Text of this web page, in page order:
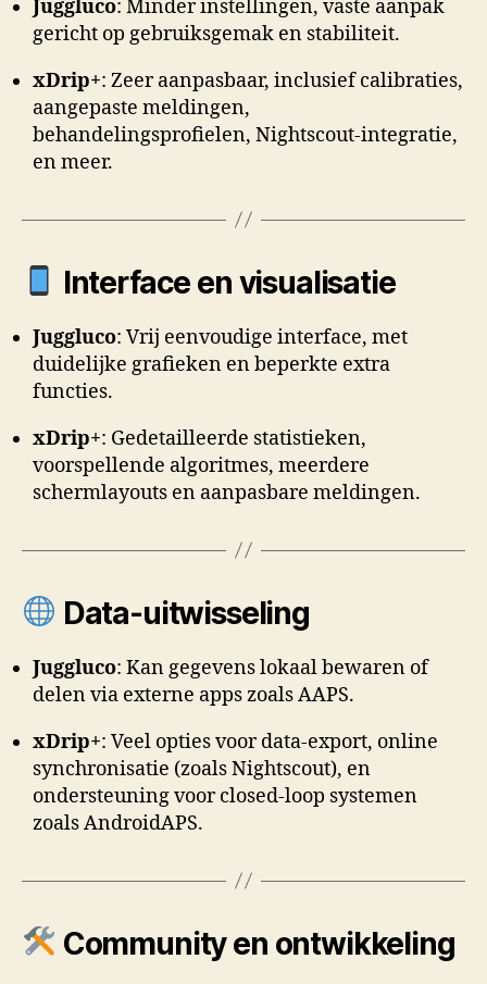
Juggluco: Minder instellingen, vaste aanpak
gericht op gebruiksgemak en stabiliteit.
xDrip+: Zeer aanpasbaar, inclusief calibraties,
aangepaste meldingen,
behandelingsprofielen, Nightscout-integratie,
en meer.
Interface en visualisatie
Juggluco: Vrij eenvoudige interface, met
duidelijke grafieken en beperkte extra
functies.
xDrip+: Gedetailleerde statistieken,
voorspellende algoritmes, meerdere
schermlayouts en aanpasbare meldingen.
Data-uitwisseling
Juggluco: Kan gegevens lokaal bewaren of
delen via externe apps zoals AAPS.
xDrip+: Veel opties voor data-export, online
synchronisatie (zoals Nightscout), en
ondersteuning voor closed-loop systemen
zoals AndroidAPS.
Community en ontwikkeling